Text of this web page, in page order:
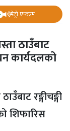
सर्वेक्षण |
मेट्रो एफएम
ठाउँबाट
कार्यदलको
रङ्गीचङ्गी
शिफारिस